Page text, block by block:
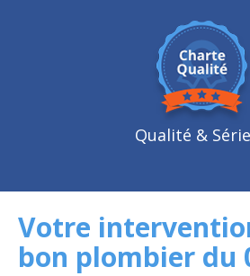
Qualité &
Votre
bon plombier du